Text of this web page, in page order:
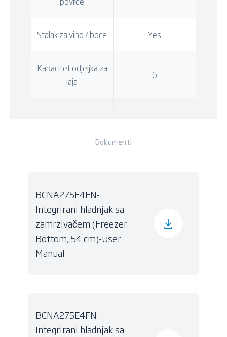
Stalak za vino / boce Yes
Kapacitet odjeljka za
jaja
6
Dokumenti
BCNA275E4FN-
Integrirani hladnjak sa
zamrzivačem (Freezer
Bottom, 54 cm)-User
Manual
BCNA275E4FN-
Integrirani hladnjak sa